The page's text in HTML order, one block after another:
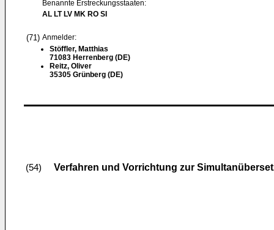
Benannte Erstreckungsstaaten:
AL LT LV MK RO SI
(71) Anmelder:
Stöffler, Matthias
71083 Herrenberg (DE)
Reitz, Oliver
35305 Grünberg (DE)
(54) Verfahren und Vorrichtung zur